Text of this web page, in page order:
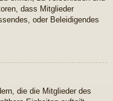
dass Mitglieder
oder Beleidigendes
die die Mitglieder des